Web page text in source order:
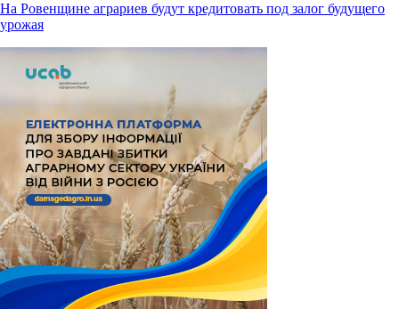
На Ровенщине аграриев будут кредитовать под залог будущего
урожая